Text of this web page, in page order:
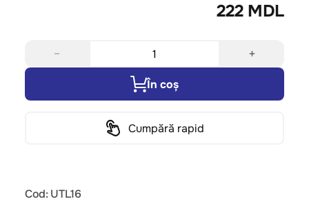
222 MDL
− +
În coș
Cumpără rapid
Cod: UTL16